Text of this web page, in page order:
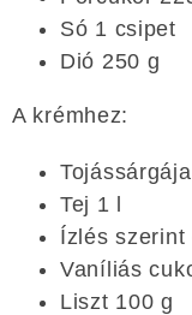
Só 1 csipet
Dió 250 g
A krémhez:
Tej 1 l
Ízlés szerint
Vaníliás
Liszt 100 g